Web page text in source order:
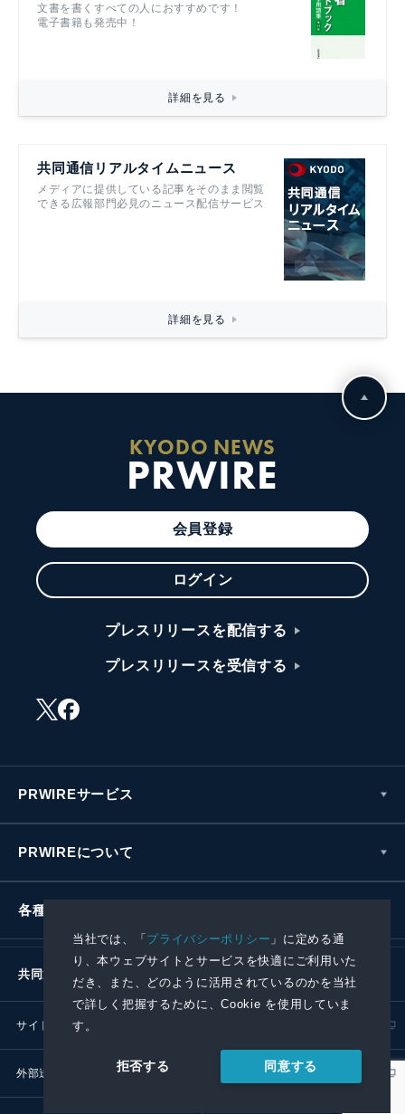
当社では、「プライバシーポリシー 」に定める通
り、本ウェブサイトとサービスを快適にご利用いた
だき、また、どのように活用されているのかを当社
で詳しく把握するために、Cookie を使用していま
す。
拒否する 同意する
文書を書くすべての人におすすめです！
電子書籍も発売中！
詳細を見る
共同通信リアルタイムニュース
メディアに提供している記事をそのまま閲覧
できる広報部門必見のニュース配信サービス
詳細を見る
KYODO NEWS
PRWIRE
会員登録
ログイン
プレスリリースを配信する
プレスリリースを受信する
PRWIREサービス
PRWIREについて
各種お問い合わせ
共同通信社グループ
サイトポリシー
外部送信ポリシー プレスリリース取扱基準